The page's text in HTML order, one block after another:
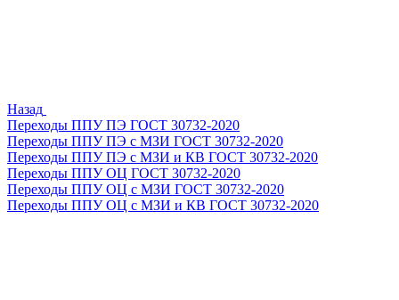
Назад
Переходы ППУ ПЭ ГОСТ 30732-2020
Переходы ППУ ПЭ с МЗИ ГОСТ 30732-2020
Переходы ППУ ПЭ с МЗИ и КВ ГОСТ 30732-2020
Переходы ППУ ОЦ ГОСТ 30732-2020
Переходы ППУ ОЦ с МЗИ ГОСТ 30732-2020
Переходы ППУ ОЦ с МЗИ и КВ ГОСТ 30732-2020